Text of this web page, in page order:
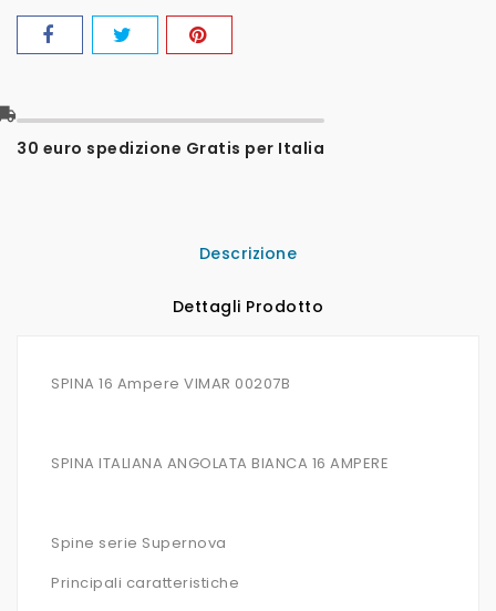
30 euro spedizione Gratis per Italia
Descrizione
Dettagli Prodotto
SPINA 16 Ampere VIMAR 00207B
SPINA ITALIANA ANGOLATA BIANCA 16 AMPERE
Spine serie Supernova
Principali caratteristiche